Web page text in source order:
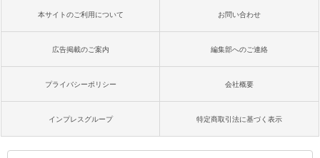
本サイトのご利用について お問い合わせ
広告掲載のご案内 編集部へのご連絡
プライバシーポリシー 会社概要
インプレスグループ 特定商取引法に基づく表示